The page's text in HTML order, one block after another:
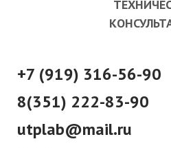
+7 (919) 316-56-90
8(351) 222-83-90
utplab@mail.ru